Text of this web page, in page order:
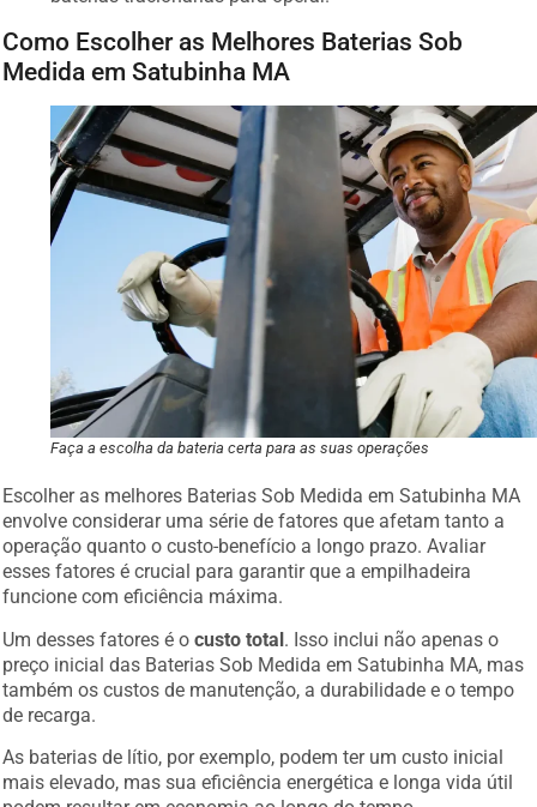
Como Escolher as Melhores Baterias Sob
Medida em Satubinha MA
Faça a escolha da bateria certa para as suas operações
Escolher as melhores Baterias Sob Medida em Satubinha MA
envolve considerar uma série de fatores que afetam tanto a
operação quanto o custo-benefício a longo prazo. Avaliar
esses fatores é crucial para garantir que a empilhadeira
funcione com eficiência máxima.
Um desses fatores é o
custo total . Isso inclui não apenas o
preço inicial das Baterias Sob Medida em Satubinha MA, mas
também os custos de manutenção, a durabilidade e o tempo
de recarga.
As baterias de lítio, por exemplo, podem ter um custo inicial
mais elevado, mas sua eficiência energética e longa vida útil
podem resultar em economia ao longo do tempo.